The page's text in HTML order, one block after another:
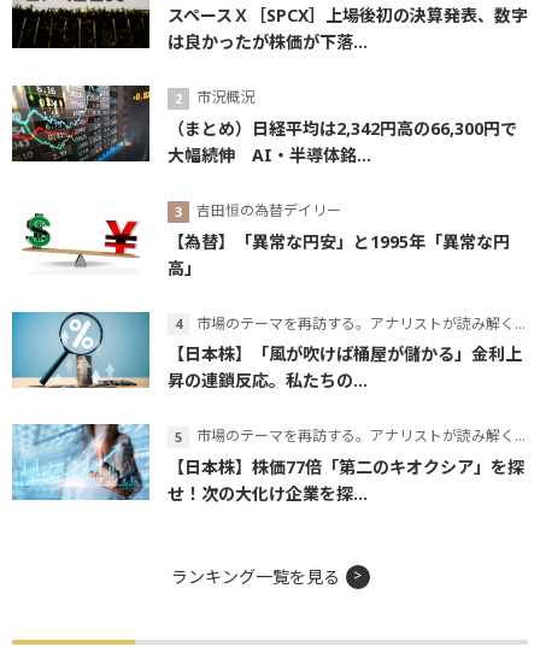
スペースＸ［SPCX］上場後初の決算発表、数字
は良かったが株価が下落...
市況概況
（まとめ）日経平均は2,342円高の66,300円で
大幅続伸 AI・半導体銘...
吉田恒の為替デイリー
【為替】「異常な円安」と1995年「異常な円
高」
市場のテーマを再訪する。アナリストが読み解くテーマの本質
【日本株】「風が吹けば桶屋が儲かる」金利上
昇の連鎖反応。私たちの...
市場のテーマを再訪する。アナリストが読み解くテーマの本質
【日本株】株価77倍「第二のキオクシア」を探
せ！次の大化け企業を探...
ランキング一覧を見る